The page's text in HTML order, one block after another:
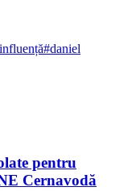
#daniel
pentru
Cernavodă